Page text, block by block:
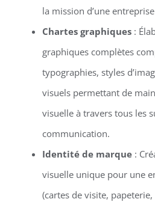
la mission d’une
Chartes graphiques:
graphiques complètes
typographies, styles
visuels permettant de
visuelle à travers tous les
communication.
Identité de marque:
visuelle unique pour une
(cartes de visite,